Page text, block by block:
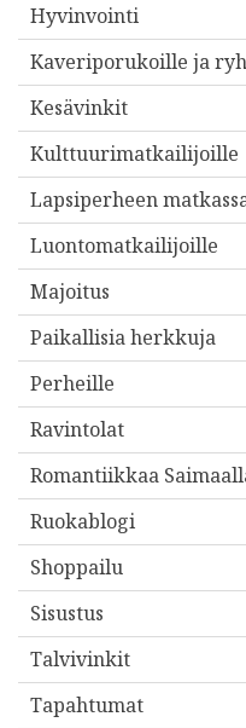
Hyvinvointi
Kaveriporukoille ja
Kesävinkit
Kulttuurimatkailijoille
Lapsiperheen
Luontomatkailijoille
Majoitus
Paikallisia herkkuja
Perheille
Ravintolat
Romantiikkaa
Ruokablogi
Shoppailu
Sisustus
Talvivinkit
Tapahtumat